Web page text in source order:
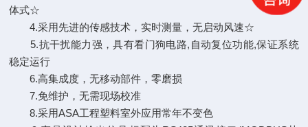
体式☆
4.采用先进的传感技术，实时测量，无启动风速☆
5.抗干扰能力强，具有看门狗电路,自动复位功能,保证系统
稳定运行
6.高集成度，无移动部件，零磨损
7.免维护，无需现场校准
8.采用ASA工程塑料室外应用常年不变色